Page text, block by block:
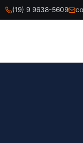
(19) 9 9638-5609